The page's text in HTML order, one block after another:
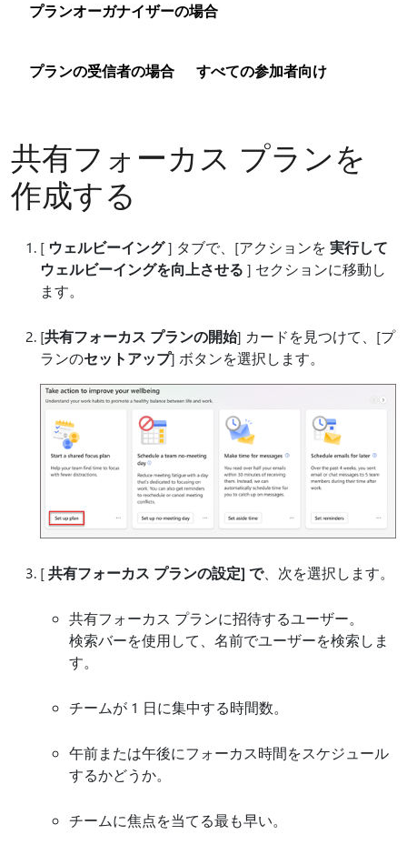
プランオーガナイザーの場合
プランの受信者の場合 すべての参加者向け
共有フォーカス プランを
作成する
[ ウェルビーイング] タブで、[アクションを 実行して
ウェルビーイングを向上させる ] セクションに移動し
ます。
[共有フォーカス プランの開始] カードを見つけて、[プ
ランのセットアップ] ボタンを選択します。
[共有フォーカス プランの設定] で、次を選択します。
共有フォーカス プランに招待するユーザー。
検索バーを使用して、名前でユーザーを検索しま
す。
チームが 1 日に集中する時間数。
午前または午後にフォーカス時間をスケジュール
するかどうか。
チームに焦点を当てる最も早い。